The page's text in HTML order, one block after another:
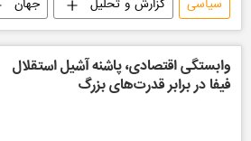
سیاسی گزارش و تحلیل جهان
وابستگی اقتصادی، پاشنه آشیل استقلال
فیفا در برابر قدرت‌های بزرگ